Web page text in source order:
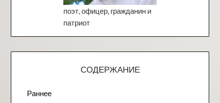
поэт, офицер, гражданин и
патриот
СОДЕРЖАНИЕ
Раннее